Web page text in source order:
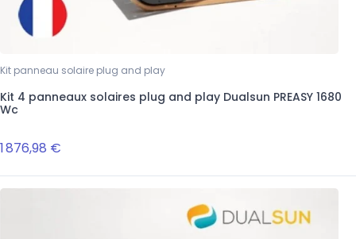
Kit panneau solaire plug and play
Kit 4 panneaux solaires plug and play Dualsun PREASY 1680
Wc
1 876,98 €